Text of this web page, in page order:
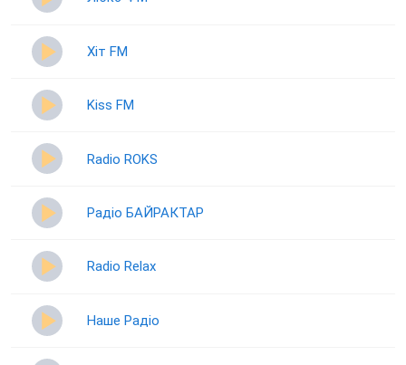
Хіт FM
Kiss FM
Radio ROKS
Радіо БАЙРАКТАР
Radio Relax
Наше Радіо